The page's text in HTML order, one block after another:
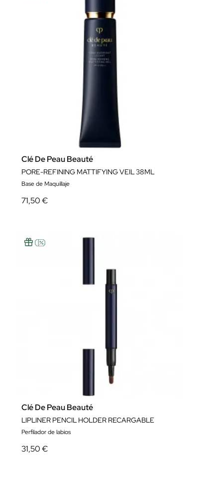
Clé De Peau Beauté
PORE-REFINING MATTIFYING VEIL 38ML
Base de Maquillaje
71,50 €
Clé De Peau Beauté
LIPLINER PENCIL HOLDER RECARGABLE
Perfilador de labios
31,50 €